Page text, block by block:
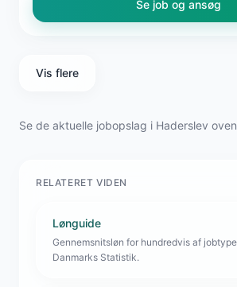
Se job og ansøg
Vis flere
Se de aktuelle jobopslag i Haderslev
RELATERET VIDEN
Lønguide
Gennemsnitsløn for hundredvis af
Danmarks Statistik.